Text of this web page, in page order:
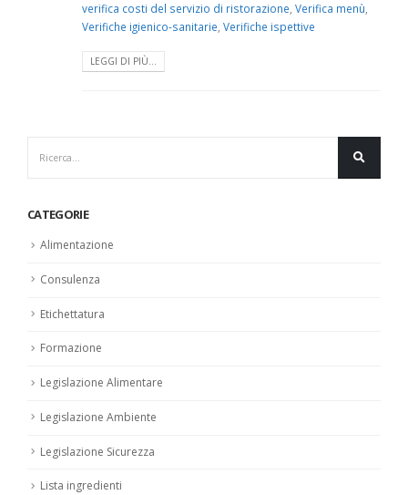
verifica costi del servizio di ristorazione, Verifica menù,
Verifiche igienico-sanitarie, Verifiche ispettive
LEGGI DI PIÙ...
CATEGORIE
Alimentazione
Consulenza
Etichettatura
Formazione
Legislazione Alimentare
Legislazione Ambiente
Legislazione Sicurezza
Lista ingredienti